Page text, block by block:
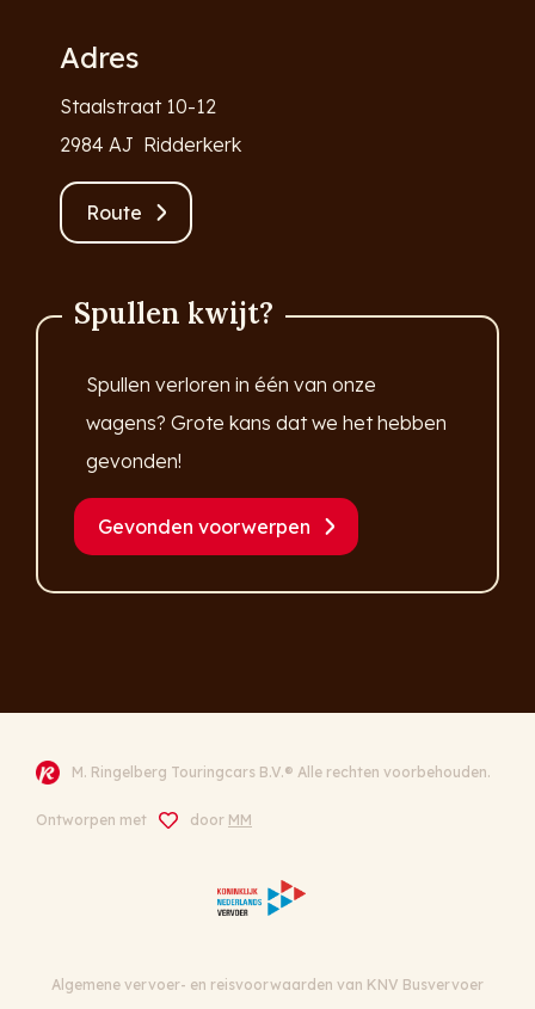
Adres
Staalstraat 10-12
2984 AJ Ridderkerk
Route
Spullen kwijt?
Spullen verloren in één van onze
wagens? Grote kans dat we het hebben
gevonden!
Gevonden voorwerpen
M. Ringelberg Touringcars B.V.® Alle rechten voorbehouden.
Ontworpen met door MM
Algemene vervoer- en reisvoorwaarden van KNV Busvervoer